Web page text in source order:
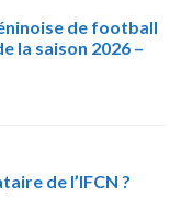
de football
la saison 2026 –
de l’IFCN ?